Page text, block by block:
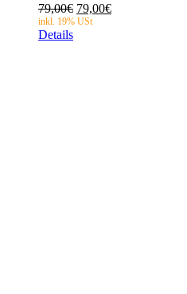
79,00€ Ursprünglicher
Preis
79,00€Aktueller
Details